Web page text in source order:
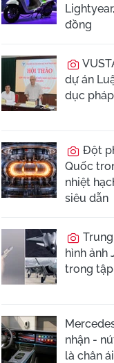
đồng
dự án
dục
Đột
Quốc
nhiệt
siêu dẫn
hình ảnh
trong
nhận -
là chân ái